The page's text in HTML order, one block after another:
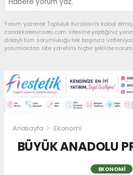
Yorum yazarak Topluluk Kuralları’nı kabul
canakkaleninsesi.com sitesine yaptığınız
dolaylı tüm sorumluluğu tek başınıza
yorumlardan site yönetimi hiçbir şekilde
Anasayfa Ekonomi
BÜYÜK ANADOLU
EKONOMI